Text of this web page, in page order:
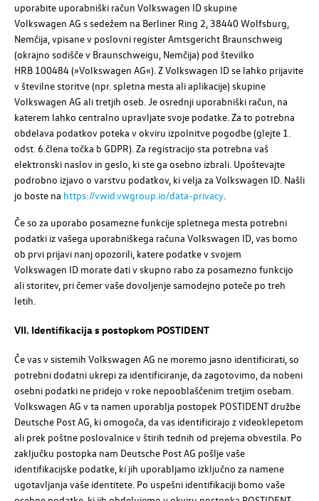
uporabite uporabniški račun Volkswagen IDskupine
Volkswagen AG s sedežem na Berliner Ring 2, 38440 Wolfsburg,
Nemčija, vpisane v poslovni register Amtsgericht Braunschweig
(okrajno sodišče v Braunschweigu, Nemčija) pod številko
HRB 100484(»Volkswagen AG«). ZVolkswagen IDse lahko prijavite
v številne storitve (npr. spletna mesta ali aplikacije) skupine
Volkswagen AG ali tretjih oseb. Je osrednji uporabniški račun, na
katerem lahko centralno upravljate svoje podatke. Za to potrebna
obdelava podatkov poteka v okviru izpolnitve pogodbe (glejte 1.
odst. 6.člena točka b GDPR). Za registracijo sta potrebna vaš
elektronski naslov in geslo, ki ste ga osebno izbrali. Upoštevajte
podrobno izjavo o varstvu podatkov, ki velja za Volkswagen ID. Našli
jo boste na https://vwid.vwgroup.io/data-privacy.
Če so za uporabo posamezne funkcije spletnega mesta potrebni
podatki iz vašega uporabniškega računa Volkswagen ID, vas bomo
ob prvi prijavi nanj opozorili, katere podatke v svojem
Volkswagen ID morate dati v skupno rabo za posamezno funkcijo
ali storitev, pri čemer vaše dovoljenje samodejno poteče po treh
letih.
VII. Identifikacija s postopkom POSTIDENT
Če vas v sistemih Volkswagen AG ne moremo jasno identificirati, so
potrebni dodatni ukrepi za identificiranje, da zagotovimo, da nobeni
osebni podatki ne pridejo v roke nepooblaščenim tretjim osebam.
Volkswagen AG v ta namen uporablja postopek POSTIDENT družbe
Deutsche Post AG, ki omogoča, da vas identificirajo z videoklepetom
ali prek poštne poslovalnice v štirih tednih od prejema obvestila. Po
zaključku postopka nam Deutsche Post AG pošlje vaše
identifikacijske podatke, ki jih uporabljamo izključno za namene
ugotavljanja vaše identitete. Po uspešni identifikaciji bomo vaše